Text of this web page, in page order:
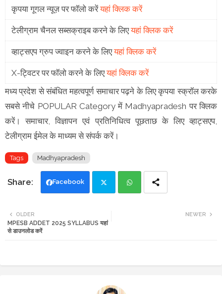
कृपया गूगल न्यूज़ पर फॉलो करेंयहां क्लिक करें
टेलीग्राम चैनल सब्सक्राइब करने के लिएयहां क्लिक करें
व्हाट्सएप ग्रुप ज्वाइन करने के लिएयहां क्लिक करें
X-ट्विटर पर फॉलो करने के लिएयहां क्लिक करें
मध्य प्रदेश से संबंधित महत्वपूर्ण समाचार पढ़ने के लिए कृपया स्क्रॉल करके
सबसे नीचे POPULAR Category में Madhyapradesh पर क्लिक
करें। समाचार, विज्ञापन एवं प्रतिनिधित्व पूछताछ के लिए व्हाट्सएप,
टेलीग्राम ईमेल के माध्यम से संपर्क करें।
Tags Madhyapradesh
Facebook
tte
NEWER
OLDER
MPESB ADDET 2025 SYLLABUS यहां
से डाउनलोड करें